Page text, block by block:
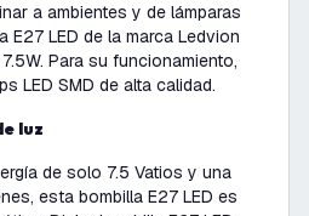
a ambientes y de lámparas
E27 LED de la marca Ledvion
Para su funcionamiento,
LED SMD de alta calidad.
luz
de solo 7.5 Vatios y una
esta bombilla E27 LED es